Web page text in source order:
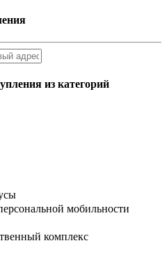
из категорий
мобильности
комплекс